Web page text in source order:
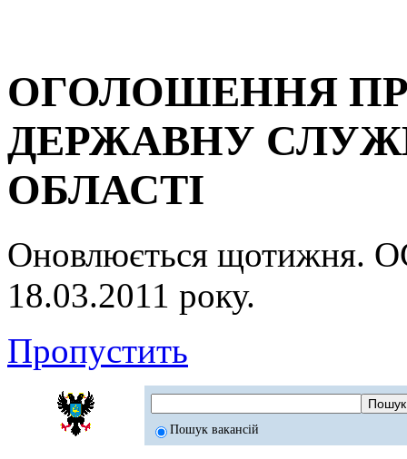
ОГОЛОШЕННЯ
ДЕРЖАВНУ
ОБЛАСТІ
Оновлюється
18.03.2011 року.
Пропустить
Пошук вакансій